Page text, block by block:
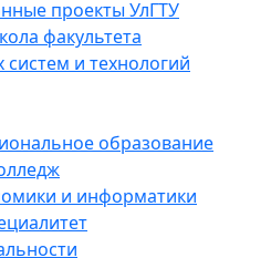
проекты УлГТУ
факультета
и технологий
образование
и информатики